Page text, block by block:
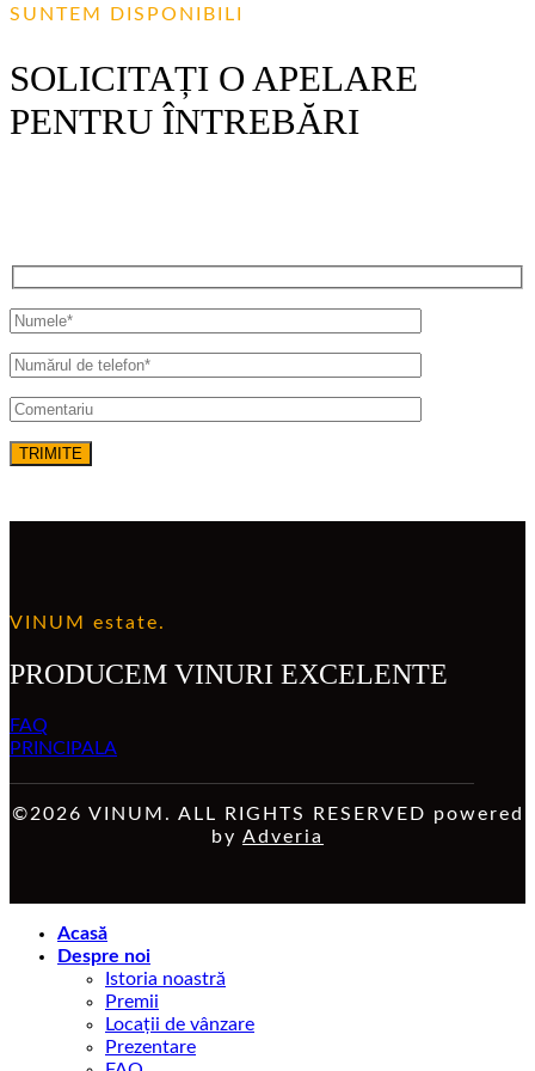
SUNTEM DISPONIBILI
SOLICITAȚI O APELARE
PENTRU ÎNTREBĂRI
VINUM estate.
PRODUCEM VINURI EXCELENTE
FAQ
PRINCIPALA
©2026 VINUM. ALL RIGHTS RESERVED powered
by Adveria
Acasă
Despre noi
Istoria noastră
Premii
Locații de vânzare
Prezentare